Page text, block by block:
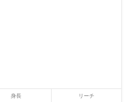
身長 リーチ